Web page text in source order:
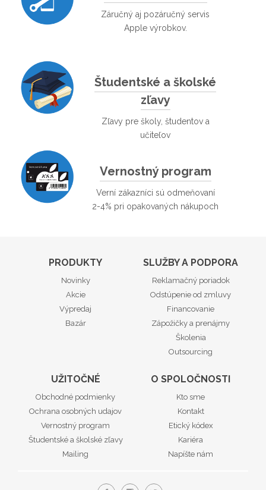
Záručný aj pozáručný servis
Apple výrobkov.
Študentské a školské
zľavy
Zľavy pre školy, študentov a
učiteľov
Vernostný program
Verní zákazníci sú odmeňovaní
2-4% pri opakovaných nákupoch
PRODUKTY
Novinky
Akcie
Výpredaj
Bazár
SLUŽBY A PODPORA
Reklamačný poriadok
Odstúpenie od zmluvy
Financovanie
Zápožičky a prenájmy
Školenia
Outsourcing
UŽITOČNÉ
Obchodné podmienky
Ochrana osobných udajov
Vernostný program
Študentské a školské zľavy
Mailing
O SPOLOČNOSTI
Kto sme
Kontakt
Etický kódex
Kariéra
Napíšte nám